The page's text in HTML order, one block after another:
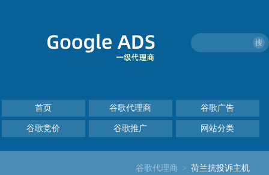
搜
首页 谷歌代理商 谷歌广告
谷歌竞价 谷歌推广 网站分类
谷歌代理商 > 荷兰抗投诉主机